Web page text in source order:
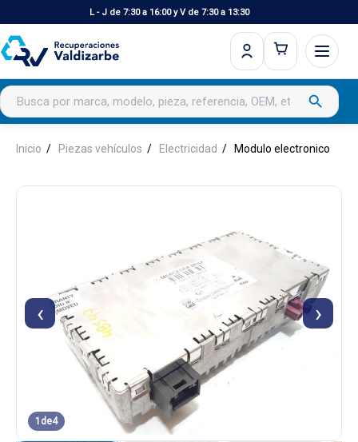
L - J de 7:30 a 16:00 y V de 7:30 a 13:30
Buscar productos search
Inicio Piezas vehículos Electricidad Modulo electronico
‹ ›
1 de4